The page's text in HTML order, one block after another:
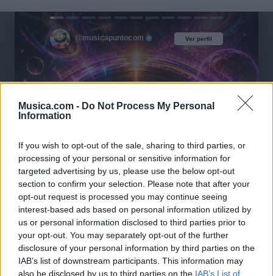
Musica.com - Do Not Process My Personal
Information
If you wish to opt-out of the sale, sharing to third parties, or
processing of your personal or sensitive information for
targeted advertising by us, please use the below opt-out
section to confirm your selection. Please note that after your
opt-out request is processed you may continue seeing
interest-based ads based on personal information utilized by
us or personal information disclosed to third parties prior to
your opt-out. You may separately opt-out of the further
disclosure of your personal information by third parties on the
IAB’s list of downstream participants. This information may
also be disclosed by us to third parties on the IAB’s List of
Ver perfil
@musicapuntocom Ver perfil